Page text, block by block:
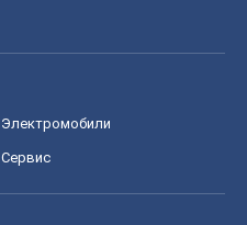
Электромобили
Сервис